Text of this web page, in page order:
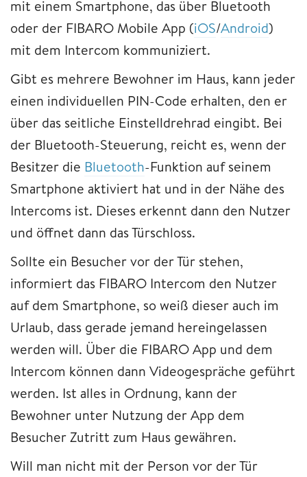
mit einem Smartphone, das über Bluetooth
oder der FIBARO Mobile App (iOS/Android)
mit dem Intercom kommuniziert.
Gibt es mehrere Bewohner im Haus, kann jeder
einen individuellen PIN-Code erhalten, den er
über das seitliche Einstelldrehrad eingibt. Bei
der Bluetooth-Steuerung, reicht es, wenn der
Besitzer die Bluetooth-Funktion auf seinem
Smartphone aktiviert hat und in der Nähe des
Intercoms ist. Dieses erkennt dann den Nutzer
und öffnet dann das Türschloss.
Sollte ein Besucher vor der Tür stehen,
informiert das FIBARO Intercom den Nutzer
auf dem Smartphone, so weiß dieser auch im
Urlaub, dass gerade jemand hereingelassen
werden will. Über die FIBARO App und dem
Intercom können dann Videogespräche geführt
werden. Ist alles in Ordnung, kann der
Bewohner unter Nutzung der App dem
Besucher Zutritt zum Haus gewähren.
Will man nicht mit der Person vor der Tür